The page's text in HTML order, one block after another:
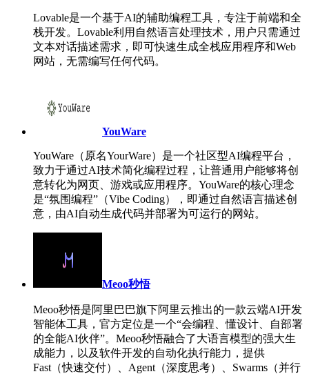
Lovable是一个基于AI的辅助编程工具，专注于前端和全
栈开发。Lovable利用自然语言处理技术，用户只需通过
文本对话描述需求，即可快速生成全栈应用程序和Web
网站，无需编写任何代码。
YouWare
YouWare（原名YourWare）是一个社区型AI编程平台，
致力于通过AI技术简化编程过程，让普通用户能够将创
意转化为网页、游戏或应用程序。YouWare的核心理念
是“氛围编程”（Vibe Coding），即通过自然语言描述创
意，由AI自动生成代码并部署为可运行的网站。
Meoo秒悟
Meoo秒悟是阿里巴巴旗下阿里云推出的一款云端AI开发
智能体工具，官方定位是一个“会编程、懂设计、自部署
的全能AI伙伴”。Meoo秒悟融合了大语言模型的强大生
成能力，以及软件开发的自动化执行能力，提供
Fast（快速交付）、Agent（深度思考）、Swarms（并行